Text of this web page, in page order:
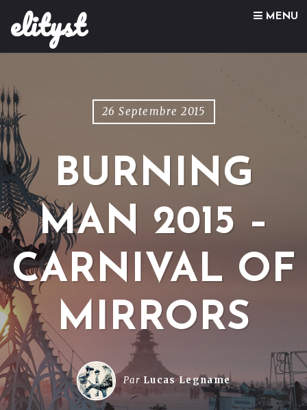
elityst MENU
Skip to content
26 Septembre 2015
BURNING
MAN 2015 –
CARNIVAL OF
MIRRORS
Par Lucas Legname